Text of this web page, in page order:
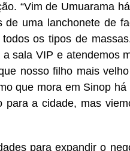
“Vim de Umuarama
uma lanchonete de
os tipos de
sala VIP e atendemos
nosso filho mais
que mora em Sinop
a cidade, mas
para expandir o